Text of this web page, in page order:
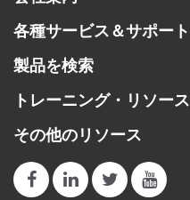
各種サービス＆サポート
製品を検索
トレーニング・リソース
その他のリソース